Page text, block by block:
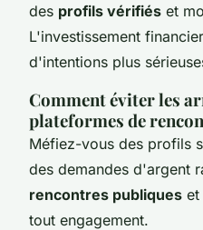
des profils vérifiés et
L'investissement
d'intentions plus
Comment éviter les
plateformes de
Méfiez-vous des profils
des demandes d'argent
rencontres publiques et
tout engagement.